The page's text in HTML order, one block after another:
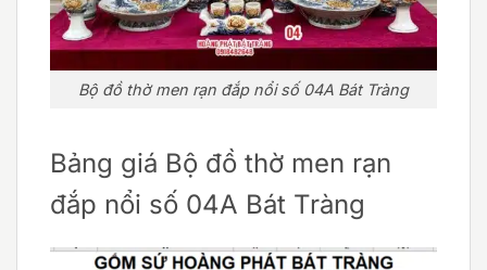
Bộ đồ thờ men rạn đắp nổi số 04A Bát Tràng
Bảng giá Bộ đồ thờ men rạn
đắp nổi số 04A Bát Tràng